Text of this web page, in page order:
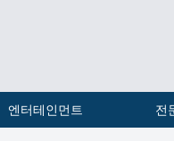
엔터테인먼트 전